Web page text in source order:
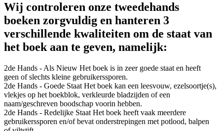
Wij controleren onze tweedehands
boeken zorgvuldig en hanteren 3
verschillende kwaliteiten om de staat van
het boek aan te geven, namelijk:
2de Hands - Als Nieuw Het boek is in zeer goede staat en heeft
geen of slechts kleine gebruikerssporen.
2de Hands - Goede Staat Het boek kan een leesvouw, ezelsoortje(s),
vlekjes op het boekblok, verkleurde bladzijden of een
naam/geschreven boodschap voorin hebben.
2de Hands - Redelijke Staat Het boek heeft vaak meerdere
gebruikerssporen en/of bevat onderstrepingen met potlood, balpen